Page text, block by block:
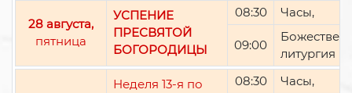
28 августа,
пятница
УСПЕНИЕ
ПРЕСВЯТОЙ
БОГОРОДИЦЫ
08:30 Часы,
09:00
литургия
Неделя 13-я по
08:30 Часы,